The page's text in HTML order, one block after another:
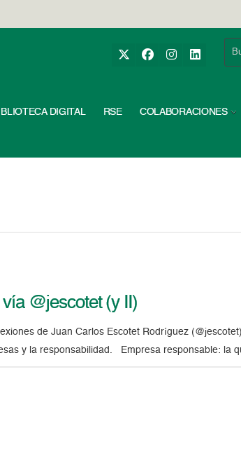
DIGITAL RSE COLABORACIONES
@jescotet (y II)
de Juan Carlos Escotet Rodríguez
y la responsabilidad. Empresa responsable: la